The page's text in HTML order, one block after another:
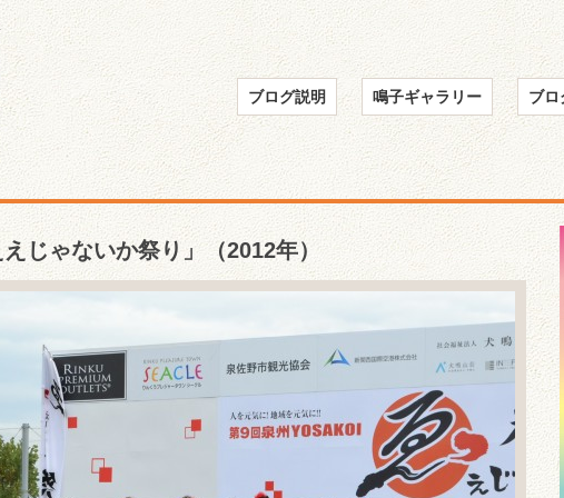
ブログ説明 鳴子ギャラリー ブロ
じゃないか祭り」（2012年）